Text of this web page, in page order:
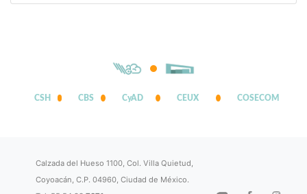
CSH CBS CyAD CEUX COSECOM
Calzada del Hueso 1100, Col. Villa Quietud,
Coyoacán, C.P. 04960, Ciudad de México.